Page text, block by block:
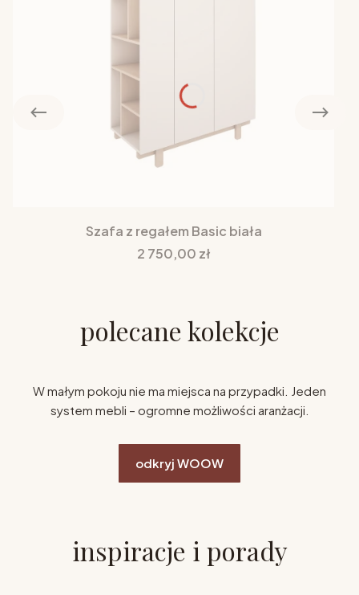
Szafa z regałem Basic biała
Cena
2 750,00 zł
polecane kolekcje
W małym pokoju nie ma miejsca na przypadki. Jeden
system mebli – ogromne możliwości aranżacji.
odkryj WOOW
inspiracje i porady